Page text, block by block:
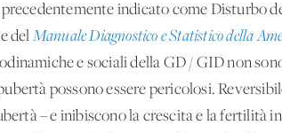
indicato come Disturbo
delManuale Diagnostico e Statistico della
e sociali della GD / GID non
possono essere pericolosi.
– e inibiscono la crescita e la fertilità